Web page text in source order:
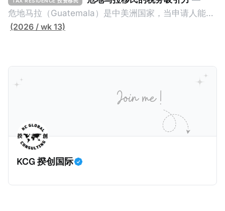
在居留证到期日前至少60天申请续签3年。当投资者经
过五年的实际居留（每年在意大利停留270天），申请
吸引力吗？我们来看看：
人必须在18个月内投资至少1亿卢比（约合773万人民
币）或36个月内投资至少2.5亿卢比（约合1933万人民
的财务能力和专业知识； * 申请人必须在印度就业务注
册公司，并提供公司注册证书和注册企业的介绍/支持信
并提供有关投资将如何为印度经济做出贡献的详细计
申请。申请人在印度居住共12年后有资格申请印度公民
身份，包括在申请前连续居住11年，短暂缺席的少数例
外。由于印度不允许双重国籍，申请人必须放弃其原始
危地马拉（Guatemala）是中美洲国家，当申请人能够
证明被动收入或养老金收入，那么可以申请永久居留计
增加300美元（折合约人民币2千）。 申请人提交材料
包括：申请表、护照、无犯罪证明，以及最后一次进入
危地马拉的证明，且材料必须公证并翻译成西班牙语。
在危地马拉居住至少五年、具备流利西班牙语、对当地
历史文化有认识，就可以入籍成为危地马拉公民。 那
么，危地马拉的税务政策有吸引力吗？我们来看看：
(2026 / wk 13)
KCG 揆创国际